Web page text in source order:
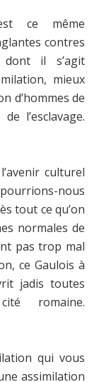
ce même
contres
dont il s’agit
mieux
d’hommes de
l’esclavage.
culturel
nous
tout ce qu’on
normales de
pas trop mal
ce Gaulois à
jadis toutes
romaine.
qui vous
assimilation